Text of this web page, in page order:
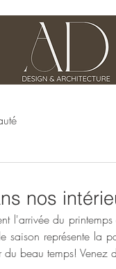
nos
l'arrivée du
saison représente la
beau temps! Venez